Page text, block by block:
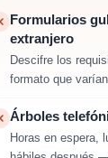
Formularios
extranjero
Descifre los
formato que
Árboles
Horas en espera,